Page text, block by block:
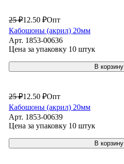
25 ₽12.50 ₽Опт
Кабошоны (акрил) 20мм
Арт. 1853-00636
Цена за упаковку 10 штук
В корзину
25 ₽12.50 ₽Опт
Кабошоны (акрил) 20мм
Арт. 1853-00639
Цена за упаковку 10 штук
В корзину